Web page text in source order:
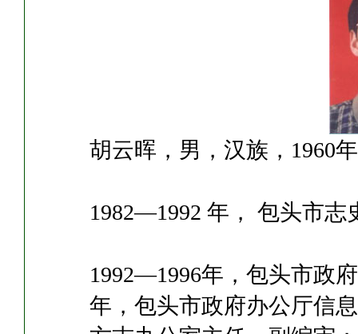
胡云晖，男，汉族，1960
1982—1992 年， 包头市志
1992—1996年，包头市政
年，包头市政府办公厅信